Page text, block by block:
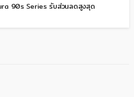
90s Series รับส่วนลดสูงสุด